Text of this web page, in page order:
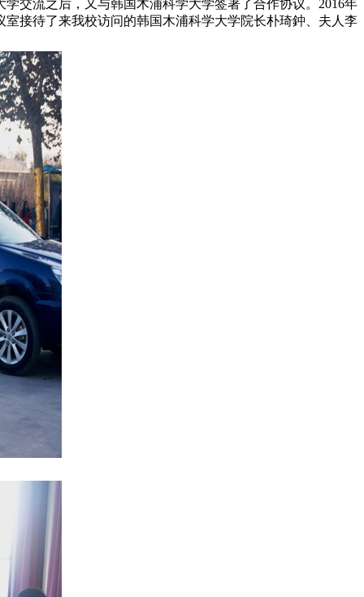
流之后，又与韩国木浦科学大学签署了合作协议。2016年
接待了来我校访问的韩国木浦科学大学院长朴琦鈡、夫人李